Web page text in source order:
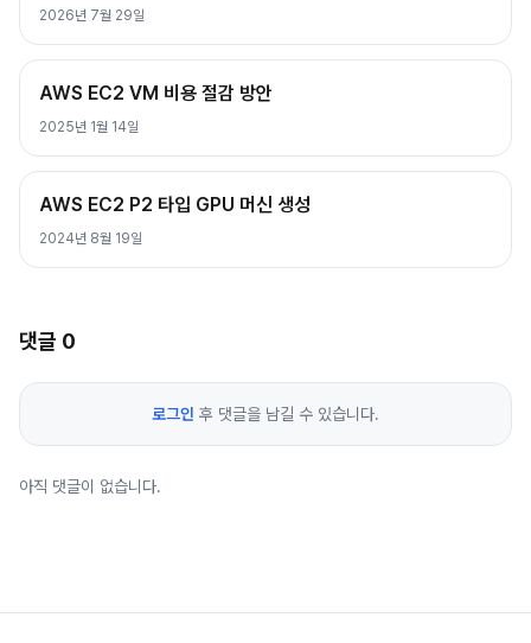
2026년 7월 29일
AWS EC2 VM 비용 절감 방안
2025년 1월 14일
AWS EC2 P2 타입 GPU 머신 생성
2024년 8월 19일
댓글 0
로그인 후 댓글을 남길 수 있습니다.
아직 댓글이 없습니다.